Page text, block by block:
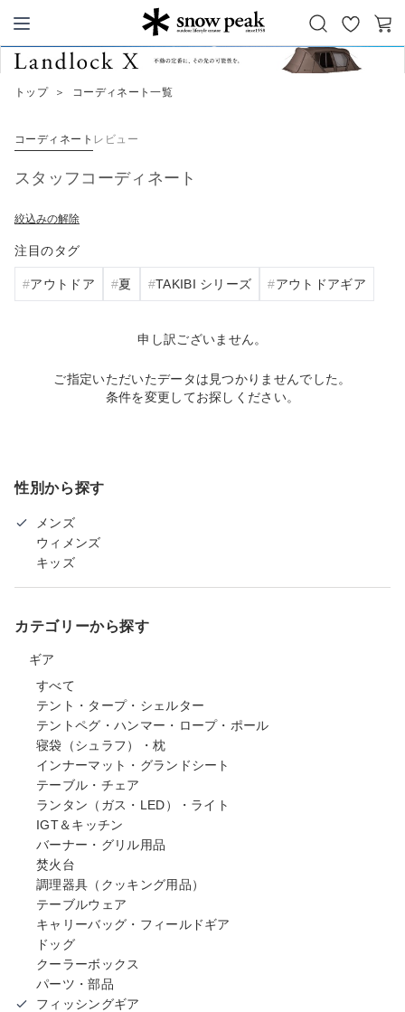
Snow Peak
お
気
カ
トップ ＞ コーディネート一覧
コーディネート レビュー
スタッフコーディネート
絞込みの解除
注目のタグ
アウトドア 夏 TAKIBI シリーズ アウトドアギア
申し訳ございません。
ご指定いただいたデータは見つかりませんでした。
条件を変更してお探しください。
性別から探す
メンズ
ウィメンズ
キッズ
カテゴリーから探す
ギア
すべて
テント・タープ・シェルター
テントペグ・ハンマー・ロープ・ポール
寝袋（シュラフ）・枕
インナーマット・グランドシート
テーブル・チェア
ランタン（ガス・LED）・ライト
IGT＆キッチン
バーナー・グリル用品
焚火台
調理器具（クッキング用品）
テーブルウェア
キャリーバッグ・フィールドギア
ドッグ
クーラーボックス
パーツ・部品
フィッシングギア